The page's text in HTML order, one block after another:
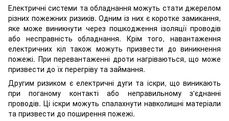
Електричні системи та обладнання можуть стати джерелом
різних пожежних ризиків. Одним із них є коротке замикання,
яке може виникнути через пошкодження ізоляції проводів
або несправність обладнання. Крім того, навантаження
електричних кіл також можуть призвести до виникнення
пожежі. При перевантаженні дроти нагріваються, що може
призвести до їх перегріву та займання.
Другим ризиком є електричні дуги та іскри, що виникають
при поганому контакті або неправильному з'єднанні
проводів. Ці іскри можуть спалахнути навколишні матеріали
та призвести до поширення пожежі.